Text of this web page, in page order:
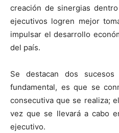
creación de sinergias
ejecutivos logren mejor
impulsar el desarrollo
del país.
Se destacan dos
fundamental, es que se
consecutiva que se realiza;
vez que se llevará a cabo
ejecutivo.